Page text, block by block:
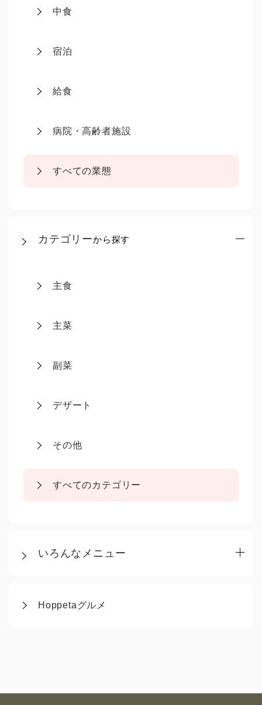
中食
宿泊
給食
病院・高齢者施設
すべての業態
カテゴリーから探す
主食
主菜
副菜
デザート
その他
すべてのカテゴリー
いろんなメニュー
Hoppetaグルメ